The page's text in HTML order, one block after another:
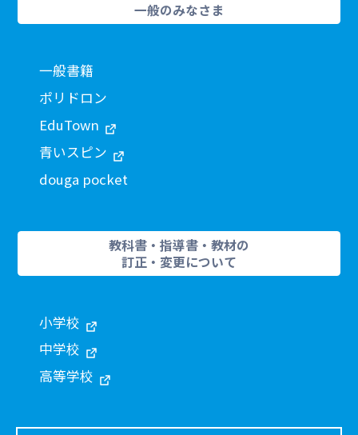
一般のみなさま
一般書籍
ポリドロン
EduTown
青いスピン
douga pocket
教科書・指導書・教材の
訂正・変更について
小学校
中学校
高等学校